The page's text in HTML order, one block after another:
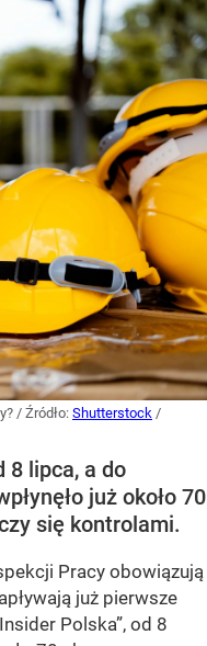
/ Źródło: Shutterstock /
8 lipca, a do
już około 70
się kontrolami.
Pracy obowiązują
już pierwsze
Polska”, od 8